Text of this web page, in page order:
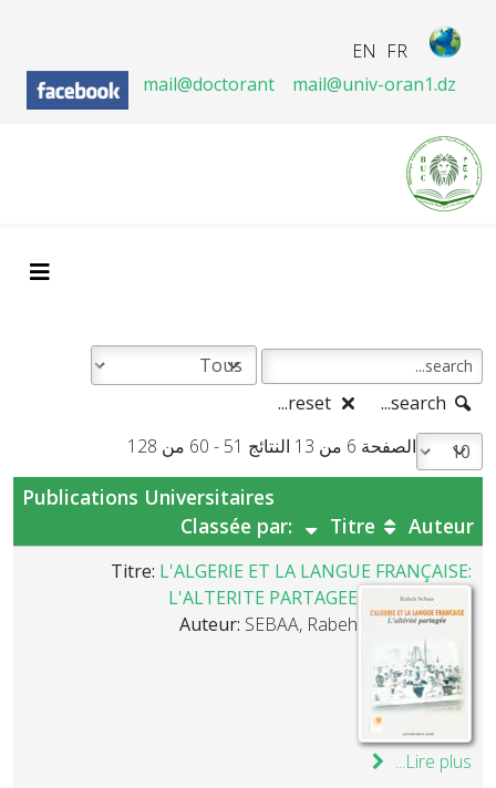
FR
EN
mail@doctorant
mail@univ-oran1.dz
الصفحة 6 من 13 النتائج 51 - 60 من 128
Publications Universitaires
Classée par:
Titre Auteur
Titre: L'ALGERIE ET LA LANGUE FRANÇAISE:
L'ALTERITE PARTAGEE
Auteur: SEBAA, Rabeh
Lire plus...